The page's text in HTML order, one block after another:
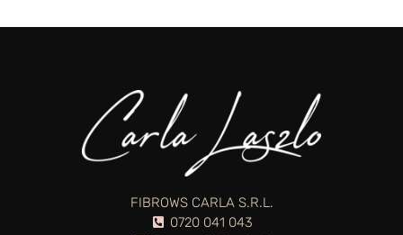
FIBROWS CARLA S.R.L.
0720 041 043